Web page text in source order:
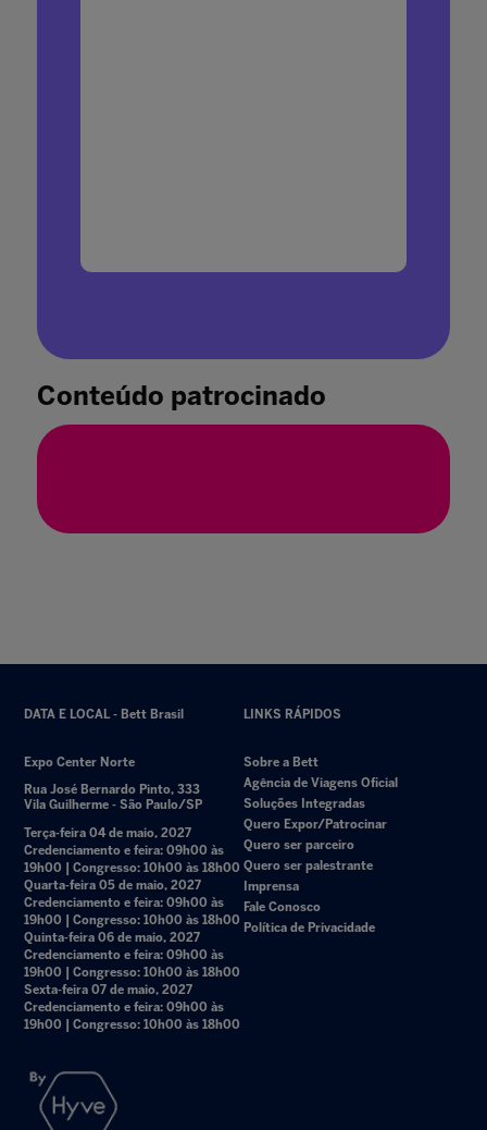
Conteúdo patrocinado
DATA E LOCAL - Bett Brasil
Expo Center Norte
Rua José Bernardo Pinto, 333
Vila Guilherme - São Paulo/SP
Terça-feira 04 de maio, 2027
Credenciamento e feira: 09h00 às
19h00 | Congresso: 10h00 às 18h00
Quarta-feira 05 de maio, 2027
Credenciamento e feira: 09h00 às
19h00 | Congresso: 10h00 às 18h00
Quinta-feira 06 de maio, 2027
Credenciamento e feira: 09h00 às
19h00 | Congresso: 10h00 às 18h00
Sexta-feira 07 de maio, 2027
Credenciamento e feira: 09h00 às
19h00 | Congresso: 10h00 às 18h00
LINKS RÁPIDOS
Sobre a Bett
Agência de Viagens Oficial
Soluções Integradas
Quero Expor/Patrocinar
Quero ser parceiro
Quero ser palestrante
Imprensa
Fale Conosco
Política de Privacidade